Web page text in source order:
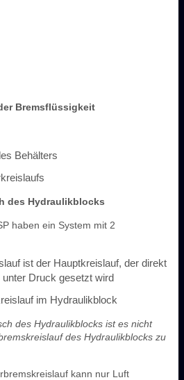
Bremsflüssigkeit
Behälters
des Hydraulikblocks
haben ein System mit 2
ist der Hauptkreislauf, der direkt
Druck gesetzt wird
im Hydraulikblock
des Hydraulikblocks ist es nicht
des Hydraulikblocks zu
kann nur Luft